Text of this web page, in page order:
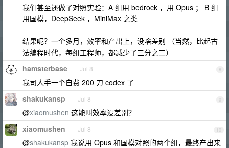
我们甚至还做了对照实验：A 组用 bedrock ，用 Opus ； B 组
用国模，DeepSeek ，MiniMax 之类
结果呢？一个多月，效率和产出上，没啥差别 （当然，比起古
法编程时代，每组工程师，都减少了三分之二）
8
hamsterbase Jul 8
我司人手一个自费 200 刀 codex 了
9
shakukansp Jul 8
@xiaomushen 这能叫效率没差别？
10
xiaomushen Jul 8
@shakukansp 我说用 Opus 和国模对照的两个组，最终产出来